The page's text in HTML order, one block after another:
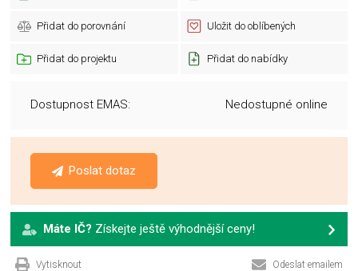
Přidat do porovnání Uložit do oblíbených
Přidat do projektu Přidat do nabídky
Dostupnost EMAS: Nedostupné online
Poslat dotaz
Máte IČ? Získejte ještě výhodnější ceny!
Vytisknout Odeslat emailem